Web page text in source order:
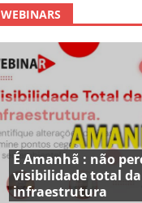
WEBINARS
É Amanhã : não
visibilidade total da
infraestrutura